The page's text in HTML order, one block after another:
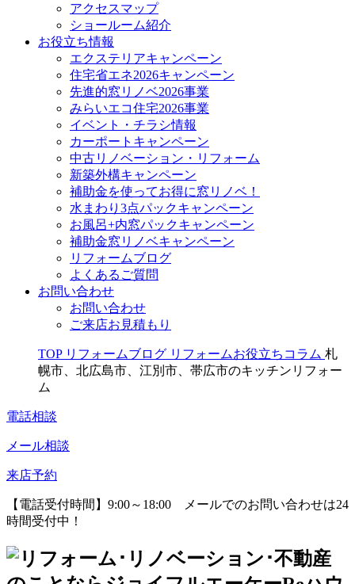
アクセスマップ
ショールーム紹介
お役立ち情報
エクステリアキャンペーン
住宅省エネ2026キャンペーン
先進的窓リノベ2026事業
みらいエコ住宅2026事業
イベント・チラシ情報
カーポートキャンペーン
中古リノベーション・リフォーム
新築外構キャンペーン
補助金を使ってお得に窓リノベ！
水まわり3点パックキャンペーン
お風呂+内窓パックキャンペーン
補助金窓リノベキャンペーン
リフォームブログ
よくあるご質問
お問い合わせ
お問い合わせ
ご来店お見積もり
TOP リフォームブログ リフォームお役立ちコラム 札
幌市、北広島市、江別市、帯広市のキッチンリフォー
ム
電話相談
メール相談
来店予約
【電話受付時間】9:00～18:00
メールでのお問い合わせは24
時間受付中！